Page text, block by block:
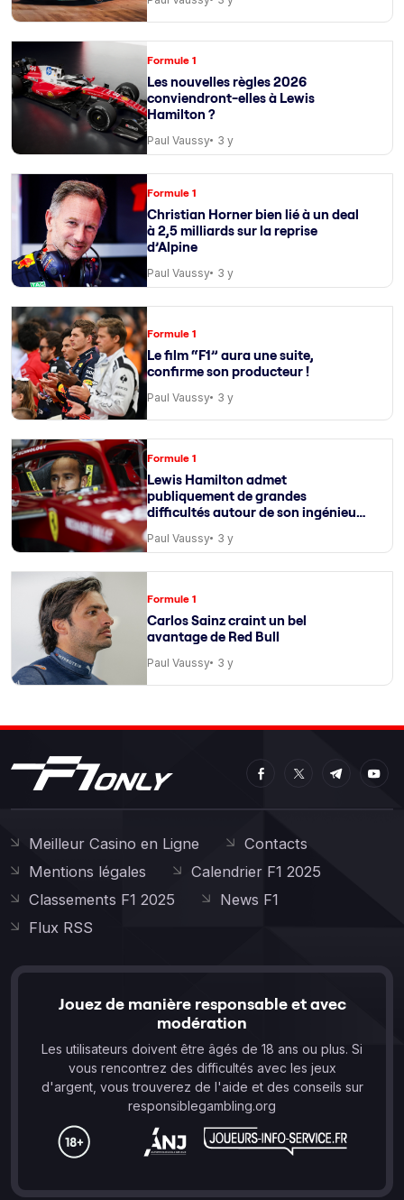
Formule 1
Les nouvelles règles 2026
conviendront-elles à Lewis
Hamilton ?
Paul Vaussy 3 y
Formule 1
Christian Horner bien lié à un deal
à 2,5 milliards sur la reprise
d’Alpine
Paul Vaussy 3 y
Formule 1
Le film “F1” aura une suite,
confirme son producteur !
Paul Vaussy 3 y
Formule 1
Lewis Hamilton admet
publiquement de grandes
difficultés autour de son ingénieur
Paul Vaussy 3 y
Formule 1
Carlos Sainz craint un bel
avantage de Red Bull
Paul Vaussy 3 y
Meilleur Casino en Ligne
Contacts
Mentions légales
Calendrier F1 2025
Classements F1 2025
News F1
Flux RSS
Jouez de manière responsable et avec
modération
Les utilisateurs doivent être âgés de 18 ans ou plus. Si
vous rencontrez des difficultés avec les jeux
d'argent, vous trouverez de l'aide et des conseils sur
responsiblegambling.org